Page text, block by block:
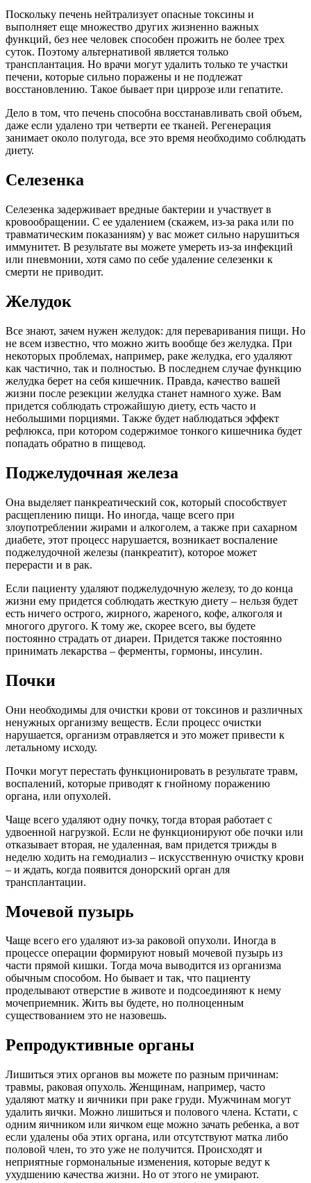
Поскольку печень нейтрализует опасные токсины и
выполняет еще множество других жизненно важных
функций, без нее человек способен прожить не более трех
суток. Поэтому альтернативой является только
трансплантация. Но врачи могут удалить только те участки
печени, которые сильно поражены и не подлежат
восстановлению. Такое бывает при циррозе или гепатите.
Дело в том, что печень способна восстанавливать свой объем,
даже если удалено три четверти ее тканей. Регенерация
занимает около полугода, все это время необходимо соблюдать
диету.
Селезенка
Селезенка задерживает вредные бактерии и участвует в
кровообращении. С ее удалением (скажем, из-за рака или по
травматическим показаниям) у вас может сильно нарушиться
иммунитет. В результате вы можете умереть из-за инфекций
или пневмонии, хотя само по себе удаление селезенки к
смерти не приводит.
Желудок
Все знают, зачем нужен желудок: для переваривания пищи. Но
не всем известно, что можно жить вообще без желудка. При
некоторых проблемах, например, раке желудка, его удаляют
как частично, так и полностью. В последнем случае функцию
желудка берет на себя кишечник. Правда, качество вашей
жизни после резекции желудка станет намного хуже. Вам
придется соблюдать строжайшую диету, есть часто и
небольшими порциями. Также будет наблюдаться эффект
рефлюкса, при котором содержимое тонкого кишечника будет
попадать обратно в пищевод.
Поджелудочная железа
Она выделяет панкреатический сок, который способствует
расщеплению пищи. Но иногда, чаще всего при
злоупотреблении жирами и алкоголем, а также при сахарном
диабете, этот процесс нарушается, возникает воспаление
поджелудочной железы (панкреатит), которое может
перерасти и в рак.
Если пациенту удаляют поджелудочную железу, то до конца
жизни ему придется соблюдать жесткую диету – нельзя будет
есть ничего острого, жирного, жареного, кофе, алкоголя и
многого другого. К тому же, скорее всего, вы будете
постоянно страдать от диареи. Придется также постоянно
принимать лекарства – ферменты, гормоны, инсулин.
Почки
Они необходимы для очистки крови от токсинов и различных
ненужных организму веществ. Если процесс очистки
нарушается, организм отравляется и это может привести к
летальному исходу.
Почки могут перестать функционировать в результате травм,
воспалений, которые приводят к гнойному поражению
органа, или опухолей.
Чаще всего удаляют одну почку, тогда вторая работает с
удвоенной нагрузкой. Если не функционируют обе почки или
отказывает вторая, не удаленная, вам придется трижды в
неделю ходить на гемодиализ – искусственную очистку крови
– и ждать, когда появится донорский орган для
трансплантации.
Мочевой пузырь
Чаще всего его удаляют из-за раковой опухоли. Иногда в
процессе операции формируют новый мочевой пузырь из
части прямой кишки. Тогда моча выводится из организма
обычным способом. Но бывает и так, что пациенту
проделывают отверстие в животе и подсоединяют к нему
мочеприемник. Жить вы будете, но полноценным
существованием это не назовешь.
Репродуктивные органы
Лишиться этих органов вы можете по разным причинам:
травмы, раковая опухоль. Женщинам, например, часто
удаляют матку и яичники при раке груди. Мужчинам могут
удалить яички. Можно лишиться и полового члена. Кстати, с
одним яичником или яичком еще можно зачать ребенка, а вот
если удалены оба этих органа, или отсутствуют матка либо
половой член, то это уже не получится. Происходят и
неприятные гормональные изменения, которые ведут к
ухудшению качества жизни. Но от этого не умирают.